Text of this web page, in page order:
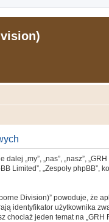
„my”, „nas”, „nasz”,
Limited”, „Zespoły
Division)” powoduje, że
identyfikator użytkownika
jeden temat na